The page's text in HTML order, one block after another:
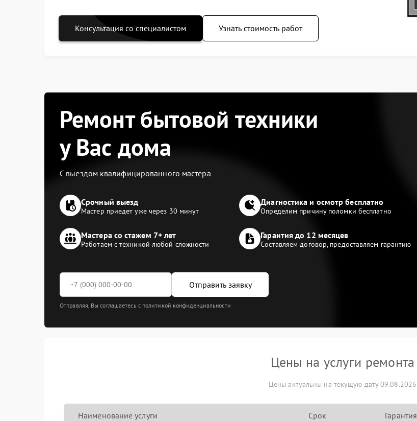
Консультация со специалистом Узнать стоимость работ
Ремонт бытовой техники
у Вас дома
С выездом квалифицированного мастера
Срочный выезд
Мастер приедет уже через 30 минут
Диагностика и осмотр бесплатно
Определим причину поломки бесплатно
Мастера со стажем 7+ лет
Работаем с техникой любой сложности
Гарантия до 12 месяцев
Составляем договор, предоставляем гарантию
Отправить заявку
Отправляя, Вы соглашаетесь с политикой конфиденциальности
Цены на услуги ремонта
Цены актуальны на текущую дату 09.08.2026
Наименование услуги Срок Гарантия